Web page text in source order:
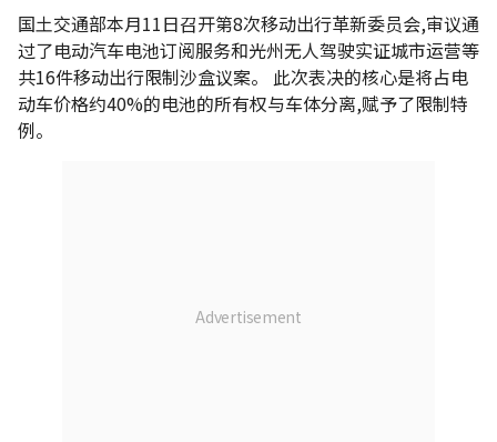
国土交通部本月11日召开第8次移动出行革新委员会,审议通
过了电动汽车电池订阅服务和光州无人驾驶实证城市运营等
共16件移动出行限制沙盒议案。 此次表决的核心是将占电
动车价格约40%的电池的所有权与车体分离,赋予了限制特
例。